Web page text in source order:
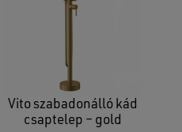
GO TO SHOP
Vito szabadonálló kád
csaptelep – gold